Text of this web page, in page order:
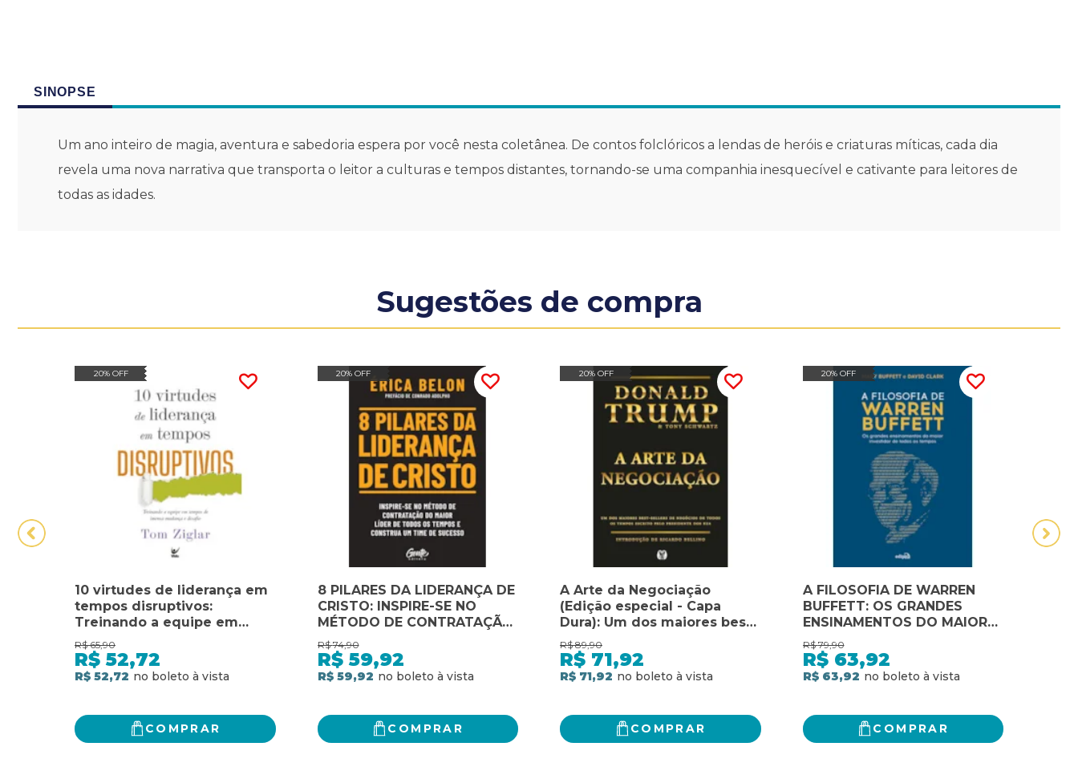
SINOPSE
Um ano inteiro de magia, aventura e sabedoria espera por você nesta coletânea. De contos folclóricos a lendas de heróis e criaturas míticas, cada dia
revela uma nova narrativa que transporta o leitor a culturas e tempos distantes, tornando-se uma companhia inesquecível e cativante para leitores de
todas as idades.
Sugestões de compra
20% OFF
10 virtudes de liderança em
tempos disruptivos:
Treinando a equipe em
tempos de imensa mudança
e desafio
R$ 65,90
R$ 52,72
R$ 52,72
COMPRAR
20% OFF
8 PILARES DA LIDERANÇA DE
CRISTO: INSPIRE-SE NO
MÉTODO DE CONTRATAÇÃO
DO MAIOR LÍDER DE TODOS
OS TEMPOS E CONSTRUA
UM TIME DE SUCESSO
R$ 74,90
R$ 59,92
R$ 59,92
COMPRAR
20% OFF
A Arte da Negociação
(Edição especial - Capa
Dura): Um dos maiores best-
sellers de negócios de
todos os tempos escrito
pelo presidente dos EUA
R$ 89,90
R$ 71,92
R$ 71,92
COMPRAR
20% OFF
A FILOSOFIA DE WARREN
BUFFETT: OS GRANDES
ENSINAMENTOS DO MAIOR
INVESTIDOR DE TODOS OS
TEMPOS
R$ 79,90
R$ 63,92
R$ 63,92
COMPRAR